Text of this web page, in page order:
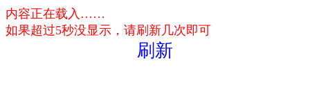
内容正在载入……
如果超过5秒没显示，请刷新几次即可
刷新